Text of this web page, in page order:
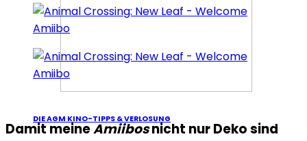
DIE AGM KINO-TIPPS & VERLOSUNG
Damit meineAmiibosnicht nur Deko sind